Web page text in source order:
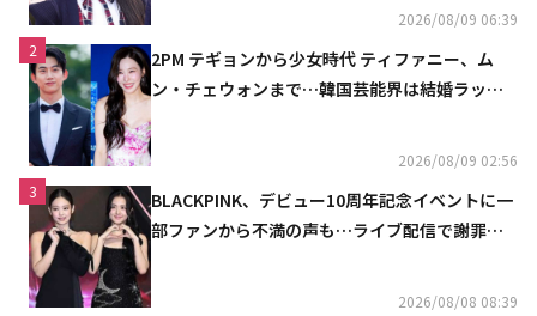
2026/08/09 06:39
2
2PM テギョンから少女時代 ティファニー、ム
ン・チェウォンまで…韓国芸能界は結婚ラッシ
2026/08/09 02:56
3
BLACKPINK、デビュー10周年記念イベントに一
部ファンから不満の声も…ライブ配信で謝罪
2026/08/08 08:39